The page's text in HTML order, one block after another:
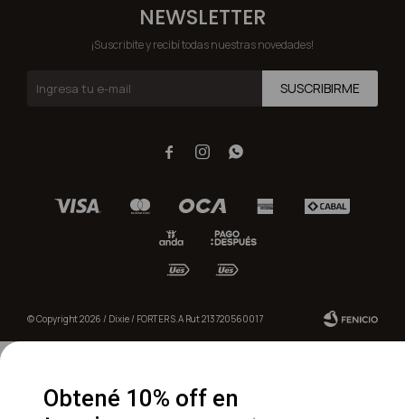
NEWSLETTER
¡Suscribite y recibí todas nuestras novedades!
SUSCRIBIRME
  
© Copyright 2026 / Dixie / FORTER S.A Rut 213720560017
Obtené 10% off en